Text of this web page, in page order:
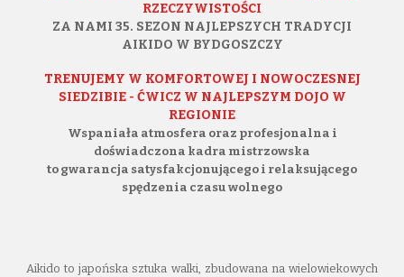
RZECZYWISTOŚCI
ZA NAMI 35. SEZON NAJLEPSZYCH TRADYCJI
AIKIDO W BYDGOSZCZY
TRENUJEMY W KOMFORTOWEJ I NOWOCZESNEJ
SIEDZIBIE - ĆWICZ W NAJLEPSZYM DOJO W
REGIONIE
Wspaniała atmosfera oraz profesjonalna i
doświadczona kadra mistrzowska
to gwarancja satysfakcjonującego i relaksującego
spędzenia czasu wolnego
Aikido to japońska sztuka walki, zbudowana na wielowiekowych